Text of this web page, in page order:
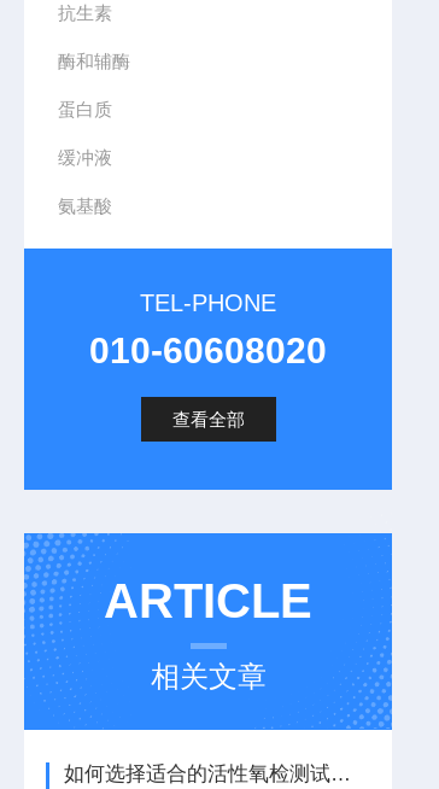
抗生素
酶和辅酶
蛋白质
缓冲液
氨基酸
TEL-PHONE
010-60608020
查看全部
ARTICLE
相关文章
如何选择适合的活性氧检测试剂盒